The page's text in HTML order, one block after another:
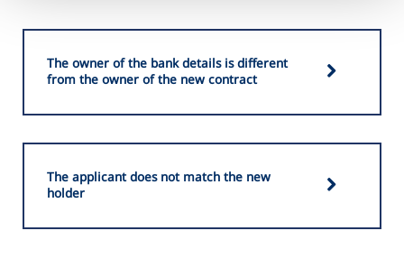
The owner of the bank details is different
from the owner of the new contract
The applicant does not match the new
holder